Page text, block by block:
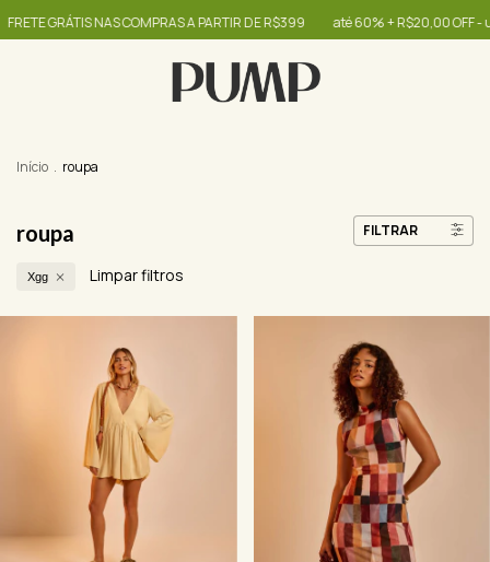
COMPRAS A PARTIR DE R$399 até 60% + R$20,00 OFF - use o cupom
Início . roupa
roupa FILTRAR
Xgg Limpar filtros